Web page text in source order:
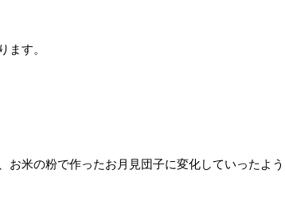
ます。
お米の粉で作ったお月見団子に変化していったよう